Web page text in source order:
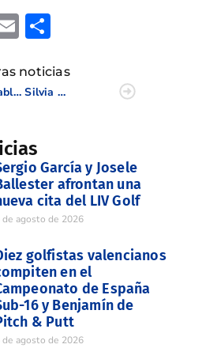
Email
noticias
Notable participación valenciana en el Campeonato de España Dobles e Individual Masculino 2013
Silvia Bañón conquista el Grand Prix de Landes tras una gran semana
García y Josele
afrontan una
cita del LIV Golf
de agosto de 2026
golfistas valencianos
en el
de España
16 y Benjamín de
& Putt
de agosto de 2026